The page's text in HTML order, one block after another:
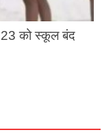
को स्कूल बंद